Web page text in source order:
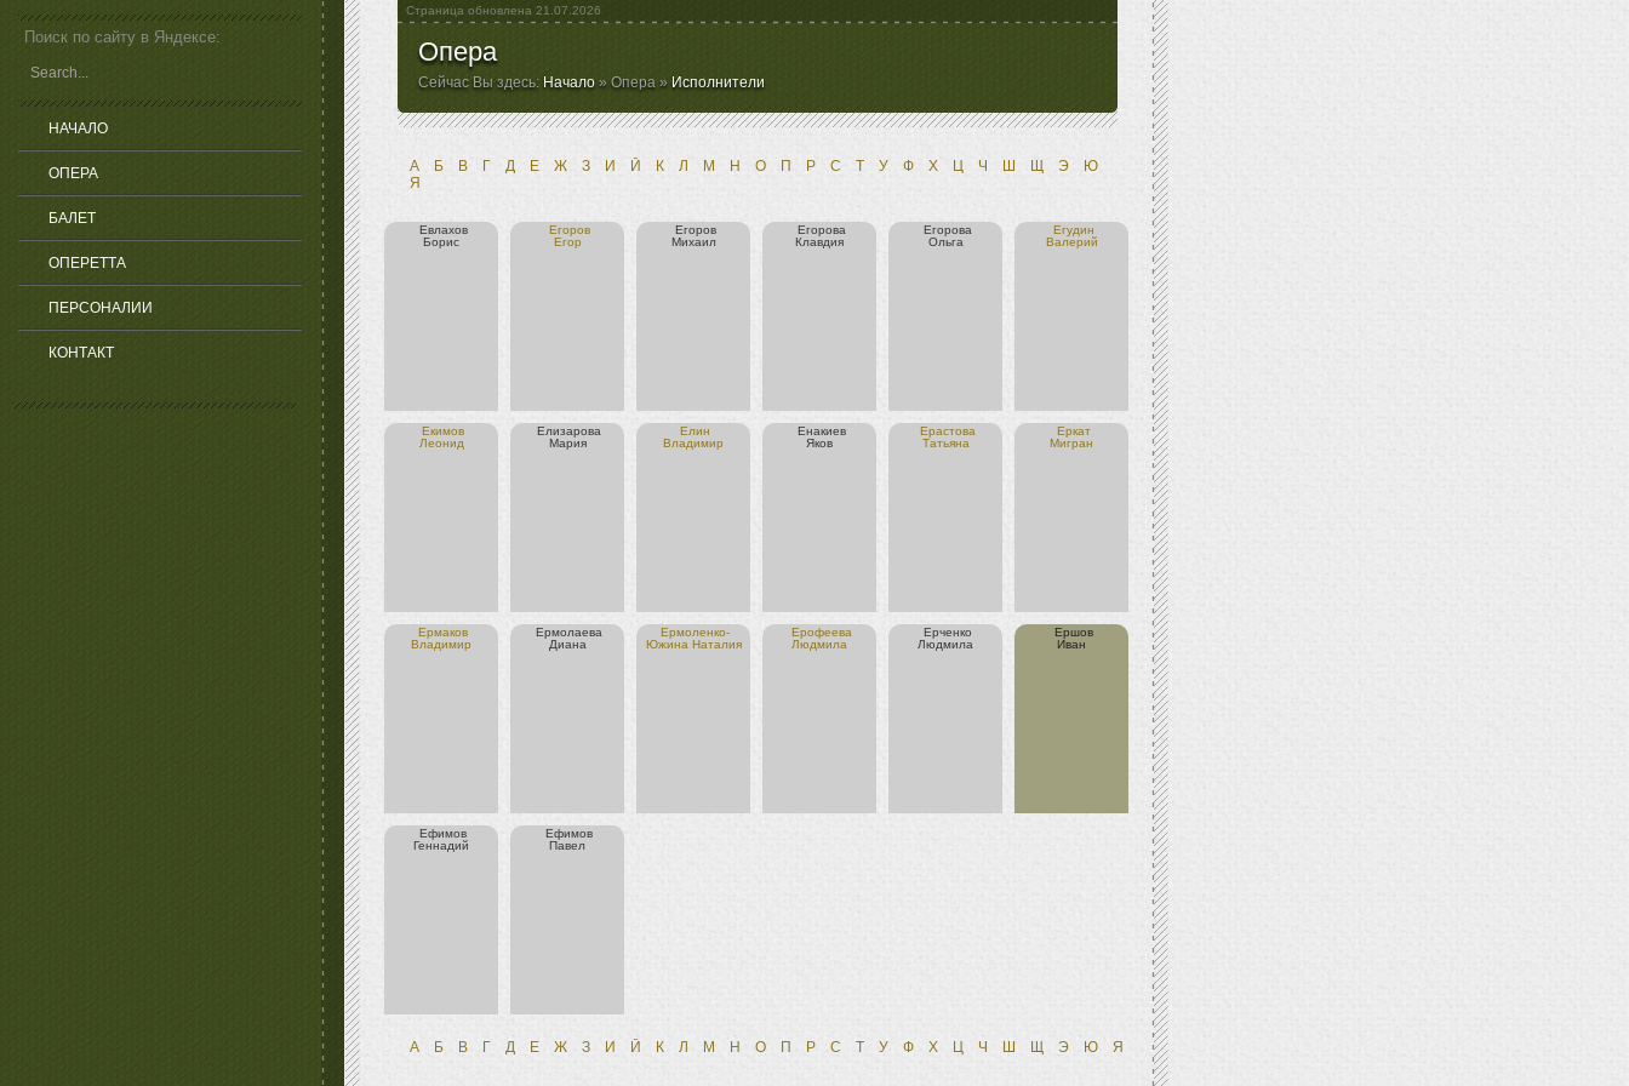
Поиск по сайту в Яндексе:
НАЧАЛО
ОПЕРА
БАЛЕТ
ОПЕРЕТТА
ПЕРСОНАЛИИ
КОНТАКТ
Страница обновлена 21.07.2026
Опера
Сейчас Вы здесь: Начало » Опера » Исполнители
А Б В Г Д Е Ж З И Й К Л М Н О П Р С Т У Ф Х Ц Ч Ш Щ Э
Ю
Я
Евлахов
Борис
Егоров
Егор
Егоров
Михаил
Егорова
Клавдия
Егорова
Ольга
Егудин
Валерий
Екимов
Леонид
Елизарова
Мария
Елин
Владимир
Енакиев
Яков
Ерастова
Татьяна
Еркат
Мигран
Ермаков
Владимир
Ермолаева
Диана
Ермоленко-
Южина Наталия
Ерофеева
Людмила
Ерченко
Людмила
Ершов
Иван
Ефимов
Геннадий
Ефимов
Павел
А Б В Г Д Е Ж З И Й К Л М Н О П Р С Т У Ф Х Ц Ч Ш Щ Э Ю Я